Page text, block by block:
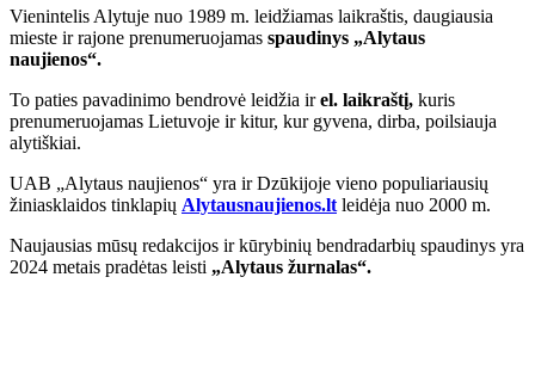
Vienintelis Alytuje nuo 1989 m. leidžiamas laikraštis, daugiausia
mieste ir rajone prenumeruojamas spaudinys „Alytaus
naujienos“.
To paties pavadinimo bendrovė leidžia irel. laikraštį, kuris
prenumeruojamas Lietuvoje ir kitur, kur gyvena, dirba, poilsiauja
alytiškiai.
UAB „Alytaus naujienos“ yra ir Dzūkijoje vieno populiariausių
žiniasklaidos tinklapių Alytausnaujienos.lt leidėja nuo 2000 m.
Naujausias mūsų redakcijos ir kūrybinių bendradarbių spaudinys yra
2024 metais pradėtas leisti „Alytaus žurnalas“.